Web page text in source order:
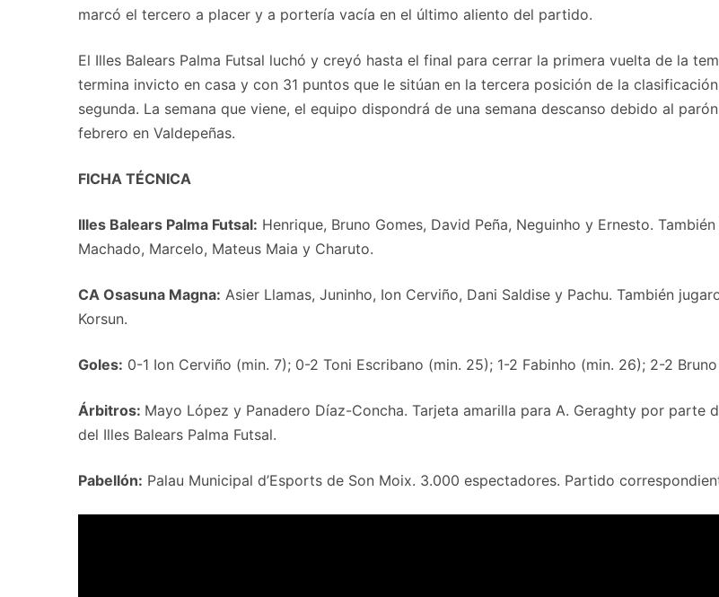
marcó el tercero a placer y a portería vacía en el último aliento del partido.
El Illes Balears Palma Futsal luchó y creyó hasta el final para cerrar la primera vuelta de la
termina invicto en casa y con 31 puntos que le sitúan en la tercera posición de la
segunda. La semana que viene, el equipo dispondrá de una semana descanso debido al
febrero en Valdepeñas.
FICHA TÉCNICA
Illes Balears Palma Futsal: Henrique, Bruno Gomes, David Peña, Neguinho y Ernesto.
Machado, Marcelo, Mateus Maia y Charuto.
CA Osasuna Magna: Asier Llamas, Juninho, Ion Cerviño, Dani Saldise y Pachu. También
Korsun.
Goles: 0-1 Ion Cerviño (min. 7); 0-2 Toni Escribano (min. 25); 1-2 Fabinho (min. 26); 2-2
Árbitros: Mayo López y Panadero Díaz-Concha. Tarjeta amarilla para A. Geraghty por parte
del Illes Balears Palma Futsal.
Pabellón: Palau Municipal d’Esports de Son Moix. 3.000 espectadores. Partido